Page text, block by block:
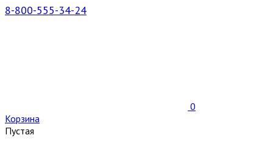
8-800-555-34-24
0
Корзина
Пустая